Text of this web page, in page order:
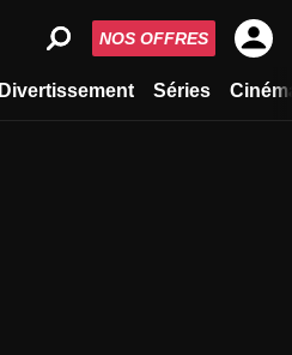
Divertissement Séries
NOS OFFRES